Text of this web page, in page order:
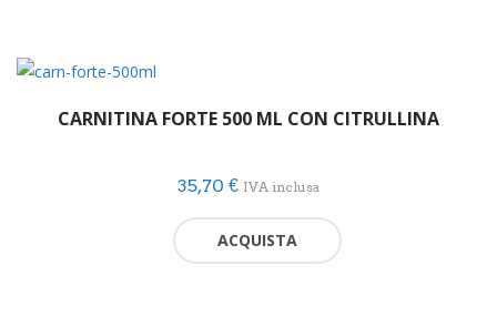
CARNITINA FORTE 500 ML CON CITRULLINA
35,70 € IVA inclusa
ACQUISTA